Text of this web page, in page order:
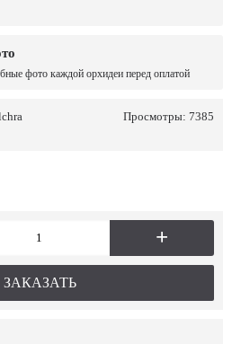
фото каждой орхидеи перед оплатой
Просмотры: 7385
+
ЗАКАЗАТЬ